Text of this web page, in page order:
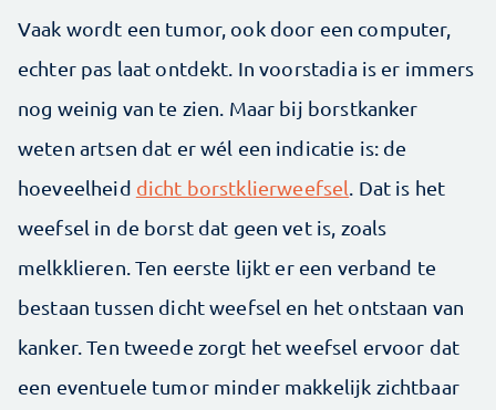
Vaak wordt een tumor, ook door een computer,
echter pas laat ontdekt. In voorstadia is er immers
nog weinig van te zien. Maar bij borstkanker
weten artsen dat er wél een indicatie is: de
hoeveelheid dicht borstklierweefsel . Dat is het
weefsel in de borst dat geen vet is, zoals
melkklieren. Ten eerste lijkt er een verband te
bestaan tussen dicht weefsel en het ontstaan van
kanker. Ten tweede zorgt het weefsel ervoor dat
een eventuele tumor minder makkelijk zichtbaar